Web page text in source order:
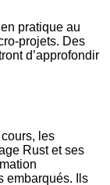
pratique au
projets. Des
d’approfondir
les
Rust et ses
embarqués. Ils